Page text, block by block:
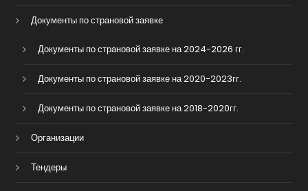
Документы по страновой заявке
Документы по страновой заявке на 2024-2026 гг.
Документы по страновой заявке на 2020-2023гг.
Документы по страновой заявке на 2018-2020гг.
Организации
Тендеры